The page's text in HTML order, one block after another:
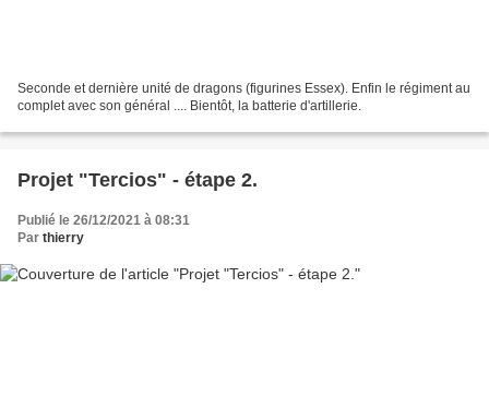
Seconde et dernière unité de dragons (figurines Essex). Enfin le régiment au
complet avec son général .... Bientôt, la batterie d'artillerie.
Projet "Tercios" - étape 2.
Publié le 26/12/2021 à 08:31
Par thierry